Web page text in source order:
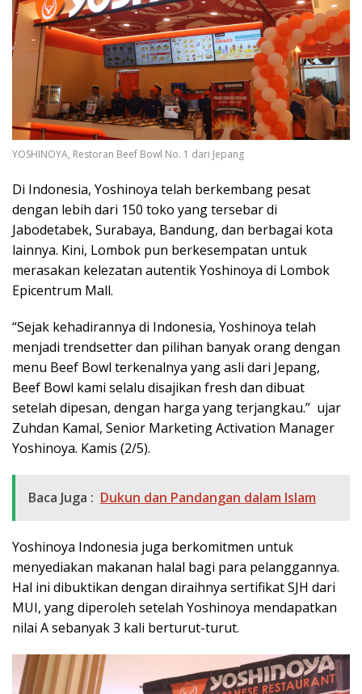
YOSHINOYA, Restoran Beef Bowl No. 1 dari Jepang
Di Indonesia, Yoshinoya telah berkembang pesat
dengan lebih dari 150 toko yang tersebar di
Jabodetabek, Surabaya, Bandung, dan berbagai kota
lainnya. Kini, Lombok pun berkesempatan untuk
merasakan kelezatan autentik Yoshinoya di Lombok
Epicentrum Mall.
“Sejak kehadirannya di Indonesia, Yoshinoya telah
menjadi trendsetter dan pilihan banyak orang dengan
menu Beef Bowl terkenalnya yang asli dari Jepang,
Beef Bowl kami selalu disajikan fresh dan dibuat
setelah dipesan, dengan harga yang terjangkau.” ujar
Zuhdan Kamal, Senior Marketing Activation Manager
Yoshinoya. Kamis (2/5).
Baca Juga : Dukun dan Pandangan dalam Islam
Yoshinoya Indonesia juga berkomitmen untuk
menyediakan makanan halal bagi para pelanggannya.
Hal ini dibuktikan dengan diraihnya sertifikat SJH dari
MUI, yang diperoleh setelah Yoshinoya mendapatkan
nilai A sebanyak 3 kali berturut-turut.